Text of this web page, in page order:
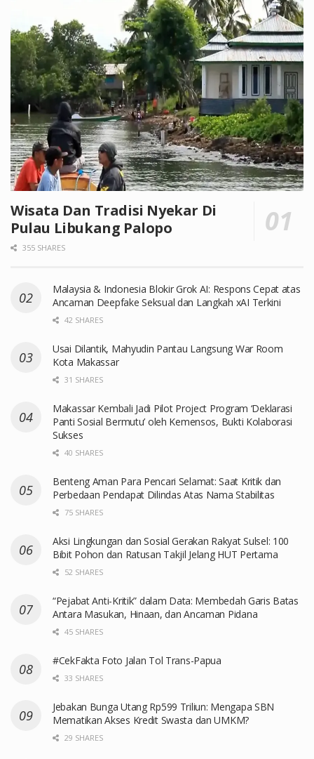
Wisata Dan Tradisi Nyekar Di
Pulau Libukang Palopo
355 SHARES
Malaysia & Indonesia Blokir Grok AI: Respons Cepat atas
Ancaman Deepfake Seksual dan Langkah xAI Terkini
42 SHARES
Usai Dilantik, Mahyudin Pantau Langsung War Room
Kota Makassar
31 SHARES
Makassar Kembali Jadi Pilot Project Program ‘Deklarasi
Panti Sosial Bermutu’ oleh Kemensos, Bukti Kolaborasi
Sukses
40 SHARES
Benteng Aman Para Pencari Selamat: Saat Kritik dan
Perbedaan Pendapat Dilindas Atas Nama Stabilitas
75 SHARES
Aksi Lingkungan dan Sosial Gerakan Rakyat Sulsel: 100
Bibit Pohon dan Ratusan Takjil Jelang HUT Pertama
52 SHARES
“Pejabat Anti-Kritik” dalam Data: Membedah Garis Batas
Antara Masukan, Hinaan, dan Ancaman Pidana
45 SHARES
#CekFakta Foto Jalan Tol Trans-Papua
33 SHARES
Jebakan Bunga Utang Rp599 Triliun: Mengapa SBN
Mematikan Akses Kredit Swasta dan UMKM?
29 SHARES